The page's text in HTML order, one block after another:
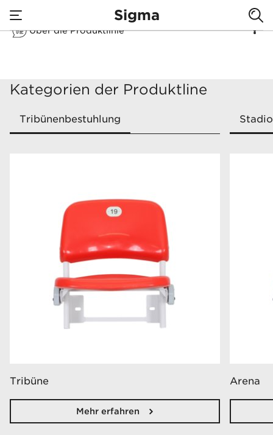
Sigma
Über die Produktlinie
Sigma
Kategorien der Produktline
Tribüne
Mehr erfahren
Arena